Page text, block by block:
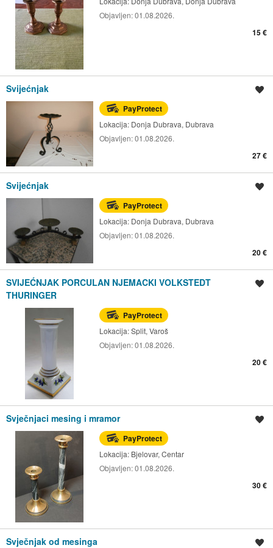
Objavljen:01.08.2026.
15 €
Svijećnjak
PayProtect
Lokacija: Donja Dubrava, Dubrava
Objavljen:01.08.2026.
27 €
Svijećnjak
PayProtect
Lokacija: Donja Dubrava, Dubrava
Objavljen:01.08.2026.
20 €
SVIJEĆNJAK PORCULAN NJEMACKI VOLKSTEDT
THURINGER
PayProtect
Lokacija:Split, Varoš
Objavljen:01.08.2026.
20 €
Svječnjaci mesing i mramor
PayProtect
Lokacija: Bjelovar, Centar
Objavljen:01.08.2026.
30 €
Svječnjak od mesinga